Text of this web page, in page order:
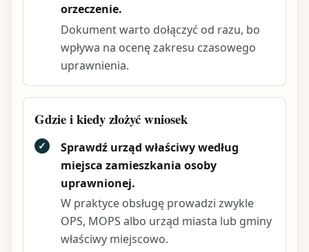
orzeczenie.
Dokument warto dołączyć od razu, bo
wpływa na ocenę zakresu czasowego
uprawnienia.
Gdzie i kiedy złożyć wniosek
✓
Sprawdź urząd właściwy według
miejsca zamieszkania osoby
uprawnionej.
W praktyce obsługę prowadzi zwykle
OPS, MOPS albo urząd miasta lub gminy
właściwy miejscowo.